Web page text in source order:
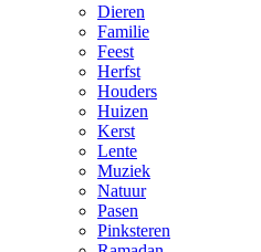
Dieren
Familie
Feest
Herfst
Houders
Huizen
Kerst
Lente
Muziek
Natuur
Pasen
Pinksteren